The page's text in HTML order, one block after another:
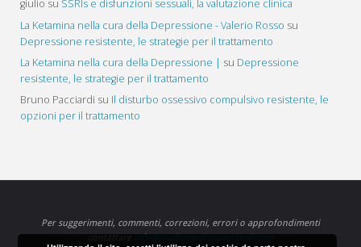
giulio su SSRIs e disfunzioni sessuali, la valutazione clinica
La Ketamina nella cura della Depressione - Valerio Rosso su
Depressione resistente, le strategie per il trattamento
La Ketamina nella cura della Depressione | su Depressione
resistente, le strategie per il trattamento
Bruno Pacciardi su Il disturbo ossessivo compulsivo resistente, le
opzioni per il trattamento
Per suggerimenti, commenti, correzioni, errori o approfondimenti
contattareinfo@studiomedicopacciardi.com